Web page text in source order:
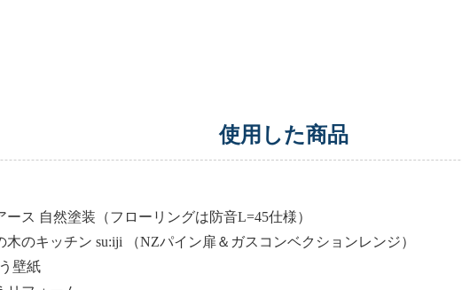
使用した商品
然塗装（フローリングは防音L=45仕様）
ッチン su:iji （NZパイン扉＆ガスコンベクションレンジ）
壁紙